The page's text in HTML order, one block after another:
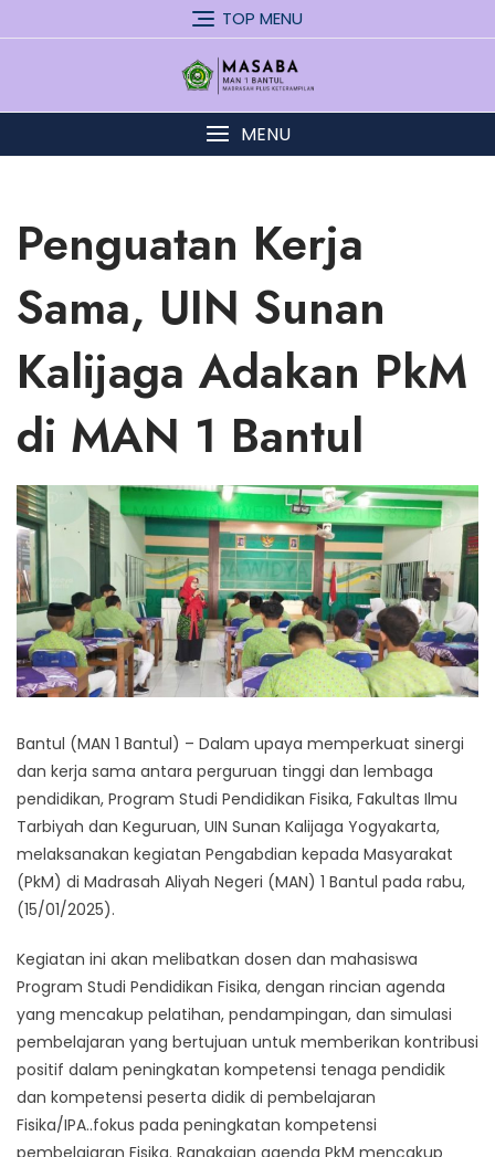
to
TOP MENU
MENU
Penguatan Kerja
Sama, UIN Sunan
Kalijaga Adakan PkM
di MAN 1 Bantul
Bantul (MAN 1 Bantul) – Dalam upaya memperkuat sinergi
dan kerja sama antara perguruan tinggi dan lembaga
pendidikan, Program Studi Pendidikan Fisika, Fakultas Ilmu
Tarbiyah dan Keguruan, UIN Sunan Kalijaga Yogyakarta,
melaksanakan kegiatan Pengabdian kepada Masyarakat
(PkM) di Madrasah Aliyah Negeri (MAN) 1 Bantul pada rabu,
(15/01/2025).
Kegiatan ini akan melibatkan dosen dan mahasiswa
Program Studi Pendidikan Fisika, dengan rincian agenda
yang mencakup pelatihan, pendampingan, dan simulasi
pembelajaran yang bertujuan untuk memberikan kontribusi
positif dalam peningkatan kompetensi tenaga pendidik
dan kompetensi peserta didik di pembelajaran
Fisika/IPA..fokus pada peningkatan kompetensi
pembelajaran Fisika. Rangkaian agenda PkM mencakup